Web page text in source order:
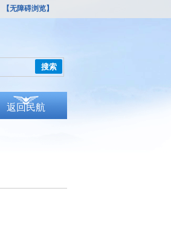
【无障碍浏览】
搜索
返回民航